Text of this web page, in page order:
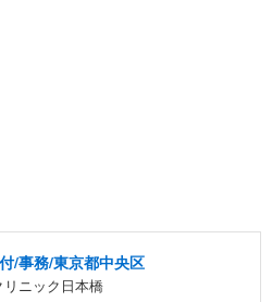
/事務/東京都中央区
ニック日本橋